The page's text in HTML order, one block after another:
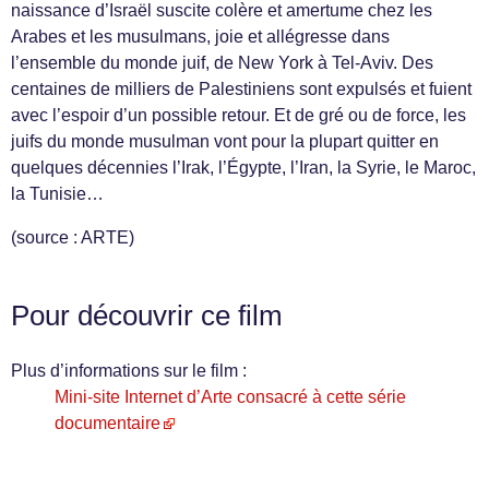
naissance d’Israël suscite colère et amertume chez les
Arabes et les musulmans, joie et allégresse dans
l’ensemble du monde juif, de New York à Tel-Aviv. Des
centaines de milliers de Palestiniens sont expulsés et fuient
avec l’espoir d’un possible retour. Et de gré ou de force, les
juifs du monde musulman vont pour la plupart quitter en
quelques décennies l’Irak, l’Égypte, l’Iran, la Syrie, le Maroc,
la Tunisie…
(source : ARTE)
Pour découvrir ce film
Plus d’informations sur le film :
Mini-site Internet d’Arte consacré à cette série
documentaire